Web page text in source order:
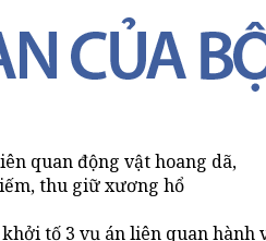
quan động vật hoang dã,
thu giữ xương hổ
tố 3 vụ án liên quan